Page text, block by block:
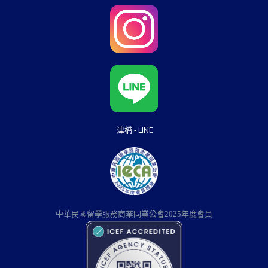
津橋 - LINE
中華民國留學服務商業同業公會2025年度會員